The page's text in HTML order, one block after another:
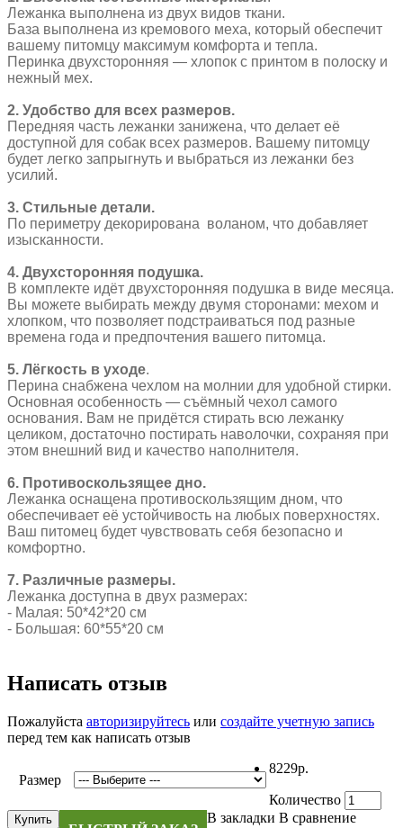
Лежанка выполнена из двух видов ткани.
База выполнена из кремового меха, который обеспечит
вашему питомцу максимум комфорта и тепла.
Перинка двухсторонняя — хлопок с принтом в полоску и
нежный мех.
2. Удобство для всех размеров.
Передняя часть лежанки занижена, что делает её
доступной для собак всех размеров. Вашему питомцу
будет легко запрыгнуть и выбраться из лежанки без
усилий.
3. Стильные детали.
По периметру декорирована воланом, что добавляет
изысканности.
4. Двухсторонняя подушка.
В комплекте идёт двухсторонняя подушка в виде месяца.
Вы можете выбирать между двумя сторонами: мехом и
хлопком, что позволяет подстраиваться под разные
времена года и предпочтения вашего питомца.
5. Лёгкость в уходе.
Перина снабжена чехлом на молнии для удобной стирки.
Основная особенность — съёмный чехол самого
основания. Вам не придётся стирать всю лежанку
целиком, достаточно постирать наволочки, сохраняя при
этом внешний вид и качество наполнителя.
6. Противоскользящее дно.
Лежанка оснащена противоскользящим дном, что
обеспечивает её устойчивость на любых поверхностях.
Ваш питомец будет чувствовать себя безопасно и
комфортно.
7. Различные размеры.
Лежанка доступна в двух размерах:
- Малая: 50*42*20 см
- Большая: 60*55*20 см
Написать отзыв
Пожалуйста авторизируйтесь или создайте учетную запись
перед тем как написать отзыв
Размер
8229р.
Количество
Купить В закладки В сравнение